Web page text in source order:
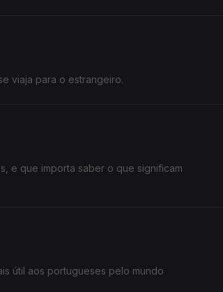
viaja para o estrangeiro.
e que importa saber o que significam
útil aos portugueses pelo mundo